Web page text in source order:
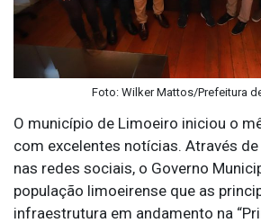
Foto: Wilker Mattos/Prefeitura
O município de Limoeiro iniciou o
com excelentes notícias. Através
nas redes sociais, o Governo
população limoeirense que as
infraestrutura em andamento na